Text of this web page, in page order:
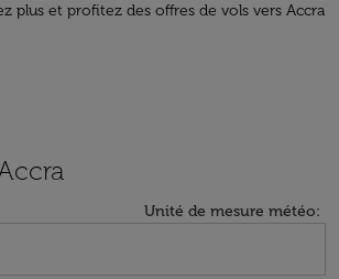
plus et profitez des offres de vols vers Accra
Unité de mesure météo: